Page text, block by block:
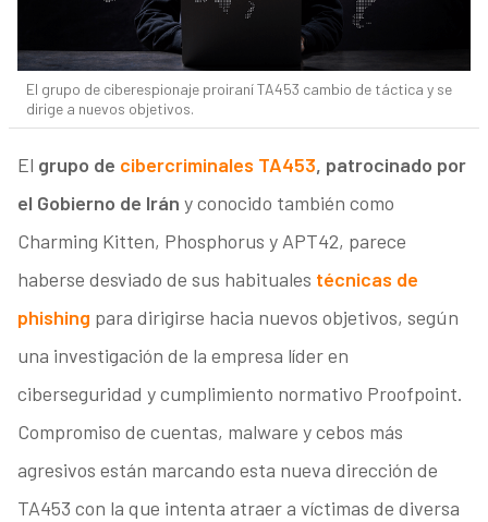
El grupo de ciberespionaje proiraní TA453 cambio de táctica y se
dirige a nuevos objetivos.
El grupo de cibercriminales TA453, patrocinado por
el Gobierno de Irán y conocido también como
Charming Kitten, Phosphorus y APT42, parece
haberse desviado de sus habituales técnicas de
phishing para dirigirse hacia nuevos objetivos, según
una investigación de la empresa líder en
ciberseguridad y cumplimiento normativo Proofpoint.
Compromiso de cuentas, malware y cebos más
agresivos están marcando esta nueva dirección de
TA453 con la que intenta atraer a víctimas de diversa